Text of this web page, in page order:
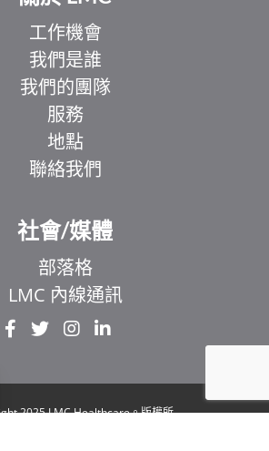
工作機會
我們是誰
我們的團隊
服務
地點
聯絡我們
社會/媒體
部落格
LMC 內線通訊
2025 LMC Healthcare。版權所